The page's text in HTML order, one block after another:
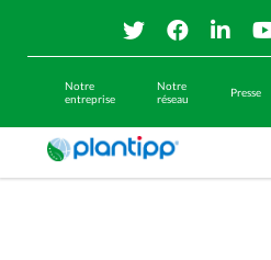
Notre
entreprise
Notre
réseau
Presse